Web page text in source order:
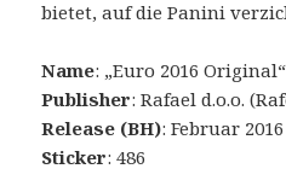
bietet, auf die Panini
Name: „Euro 2016 Original“
Publisher: Rafael d.o.o.
Release (BH): Februar 2016
Sticker: 486